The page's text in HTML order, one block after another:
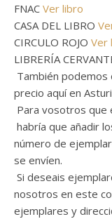
FNAC Ver libro
CASA DEL LIBRO
CIRCULO ROJO Ver
LIBRERÍA
También podemos
precio aquí en
Para vosotros que
habría que añadir
número de
se envíen.
Si deseais
nosotros en este
ejemplares y